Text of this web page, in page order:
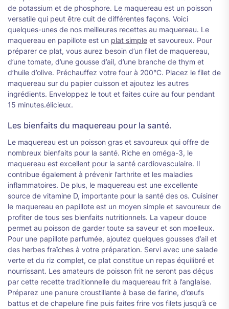
de potassium et de phosphore. Le maquereau est un poisson
versatile qui peut être cuit de différentes façons. Voici
quelques-unes de nos meilleures recettes au maquereau. Le
maquereau en papillote est un plat simple et savoureux. Pour
préparer ce plat, vous aurez besoin d’un filet de maquereau,
d’une tomate, d’une gousse d’ail, d’une branche de thym et
d’huile d’olive. Préchauffez votre four à 200°C. Placez le filet de
maquereau sur du papier cuisson et ajoutez les autres
ingrédients. Enveloppez le tout et faites cuire au four pendant
15 minutes.élicieux.
Les bienfaits du maquereau pour la santé.
Le maquereau est un poisson gras et savoureux qui offre de
nombreux bienfaits pour la santé. Riche en oméga-3, le
maquereau est excellent pour la santé cardiovasculaire. Il
contribue également à prévenir l’arthrite et les maladies
inflammatoires. De plus, le maquereau est une excellente
source de vitamine D, importante pour la santé des os. Cuisiner
le maquereau en papillote est un moyen simple et savoureux de
profiter de tous ses bienfaits nutritionnels. La vapeur douce
permet au poisson de garder toute sa saveur et son moelleux.
Pour une papillote parfumée, ajoutez quelques gousses d’ail et
des herbes fraîches à votre préparation. Servi avec une salade
verte et du riz complet, ce plat constitue un repas équilibré et
nourrissant. Les amateurs de poisson frit ne seront pas déçus
par cette recette traditionnelle du maquereau frit à l’anglaise.
Préparez une panure croustillante à base de farine, d’œufs
battus et de chapelure fine puis faites frire vos filets jusqu’à ce